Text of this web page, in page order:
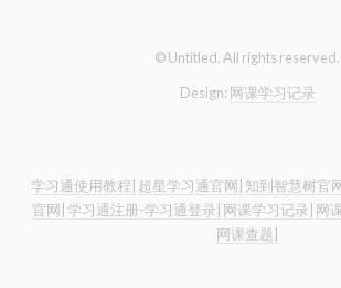
© Untitled. All rights reserved.
Design: 网课学习记录
学习通使用教程| 超星学习通官网| 知到智慧树官
官网| 学习通注册-学习通登录| 网课学习记录| 网
网课查题|